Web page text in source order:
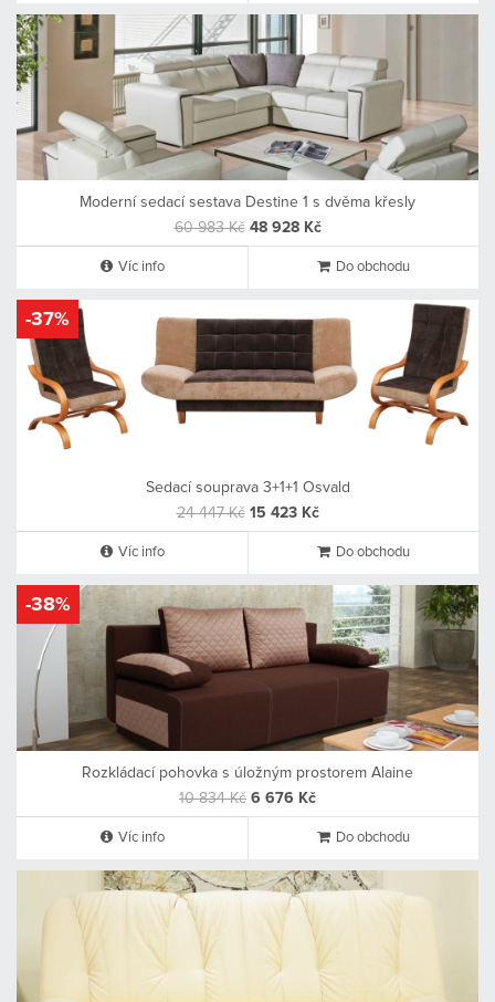
Moderní sedací sestava Destine 1 s dvěma křesly
60 983 Kč 48 928 Kč
Víc info Do obchodu
-37%
Sedací souprava 3+1+1 Osvald
24 447 Kč 15 423 Kč
Víc info Do obchodu
-38%
Rozkládací pohovka s úložným prostorem Alaine
10 834 Kč 6 676 Kč
Víc info Do obchodu